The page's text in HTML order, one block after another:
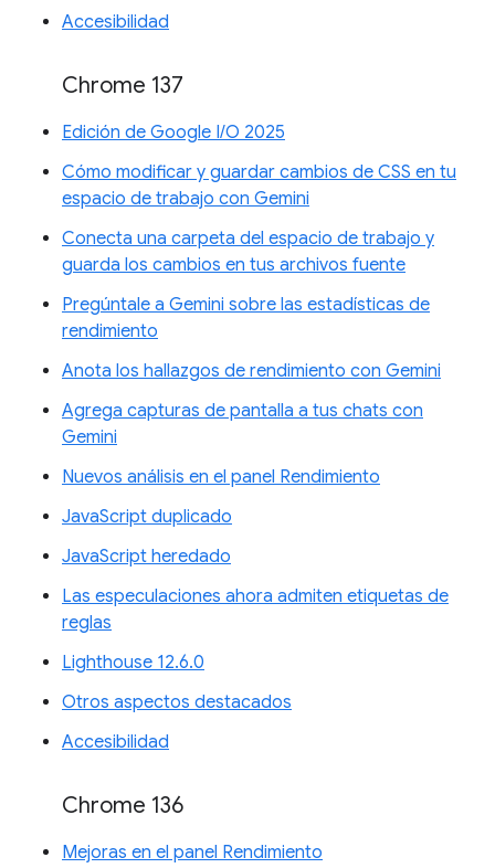
Accesibilidad
Chrome 137
Edición de Google I/O 2025
Cómo modificar y guardar cambios de CSS en tu
espacio de trabajo con Gemini
Conecta una carpeta del espacio de trabajo y
guarda los cambios en tus archivos fuente
Pregúntale a Gemini sobre las estadísticas de
rendimiento
Anota los hallazgos de rendimiento con Gemini
Agrega capturas de pantalla a tus chats con
Gemini
Nuevos análisis en el panel Rendimiento
JavaScript duplicado
JavaScript heredado
Las especulaciones ahora admiten etiquetas de
reglas
Lighthouse 12.6.0
Otros aspectos destacados
Accesibilidad
Chrome 136
Mejoras en el panel Rendimiento